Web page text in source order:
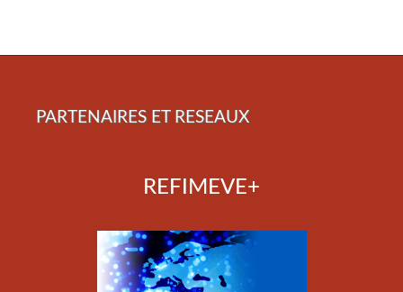
PARTENAIRES ET RESEAUX
REFIMEVE+